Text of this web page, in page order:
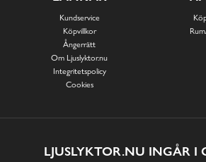
Kundservice
Köpvillkor
Ångerrätt
Om Ljuslyktor.nu
Integritetspolicy
Cookies
LJUSLYKTOR.NU INGÅR I